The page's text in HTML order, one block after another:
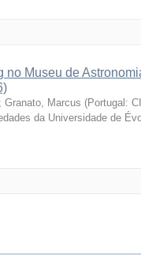
no Museu de
; Granato, Marcus (Portugal:
da Universidade de